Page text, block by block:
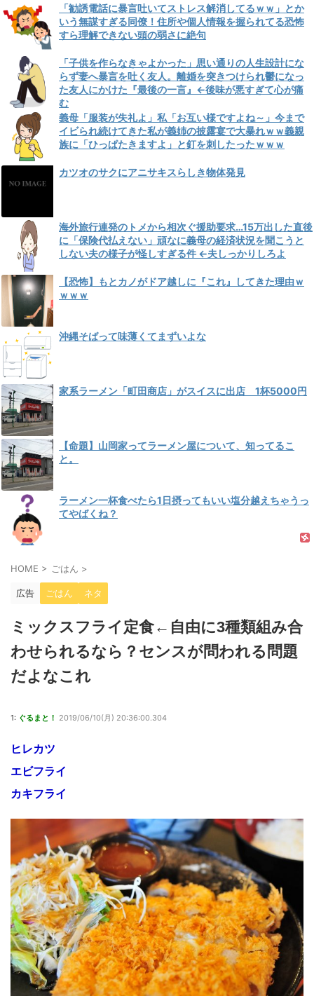
「勧誘電話に暴言吐いてストレス解消してるｗｗ」とか
いう無謀すぎる同僚！住所や個人情報を握られてる恐怖
すら理解できない頭の弱さに絶句
「子供を作らなきゃよかった」思い通りの人生設計にな
らず妻へ暴言を吐く友人。離婚を突きつけられ鬱になっ
た友人にかけた『最後の一言』←後味が悪すぎて心が痛
む
義母「服装が失礼よ」私「お互い様ですよね～」今まで
イビられ続けてきた私が義姉の披露宴で大暴れｗｗ義親
族に「ひっぱたきますよ」と釘を刺したったｗｗｗ
カツオのサクにアニサキスらしき物体発見
海外旅行連発のトメから相次ぐ援助要求…15万出した直後
に「保険代払えない」頑なに義母の経済状況を聞こうと
しない夫の様子が怪しすぎる件 ←夫しっかりしろよ
【恐怖】もとカノがドア越しに『これ』してきた理由ｗ
ｗｗｗ
沖縄そばって味薄くてまずいよな
家系ラーメン「町田商店」がスイスに出店 1杯5000円
【命題】山岡家ってラーメン屋について、知ってるこ
と。
ラーメン一杯食べたら1日摂ってもいい塩分越えちゃうっ
てやばくね？
HOME > ごはん >
広告 ごはん ネタ
ミックスフライ定食←自由に3種類組み合
わせられるなら？センスが問われる問題
だよなこれ
1: ぐるまと！ 2019/06/10(月) 20:36:00.304
ヒレカツ
エビフライ
カキフライ